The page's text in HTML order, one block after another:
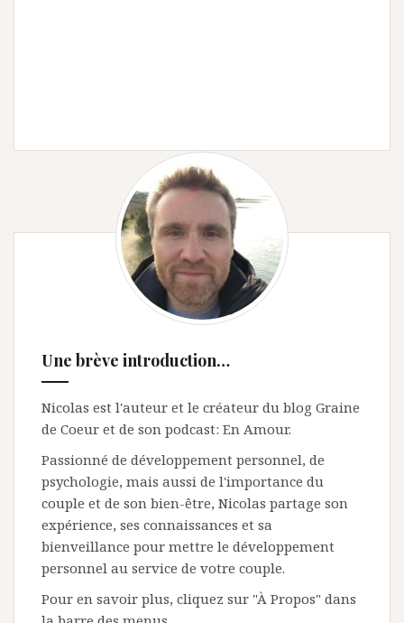
Une brève introduction…
Nicolas est l'auteur et le créateur du blog Graine
de Coeur et de son podcast: En Amour.
Passionné de développement personnel, de
psychologie, mais aussi de l'importance du
couple et de son bien-être, Nicolas partage son
expérience, ses connaissances et sa
bienveillance pour mettre le développement
personnel au service de votre couple.
Pour en savoir plus, cliquez sur "À Propos" dans